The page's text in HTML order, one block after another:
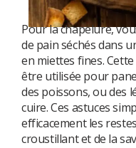
Pour la chapelure,
de pain séchés dans
en miettes fines.
être utilisée pour
des poissons, ou des
cuire.Ces astuces
efficacement les
croustillant et de la